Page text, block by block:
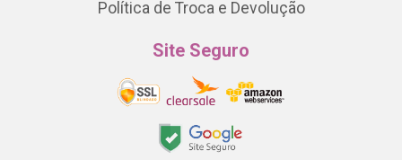
Política de Troca e Devolução
Site Seguro